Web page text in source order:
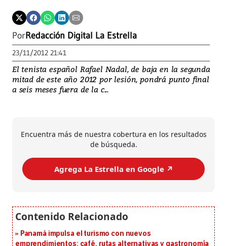
PorRedacción Digital La Estrella
23/11/2012 21:41
El tenista español Rafael Nadal, de baja en la segunda
mitad de este año 2012 por lesión, pondrá punto final
a seis meses fuera de la c...
Encuentra más de nuestra cobertura en los resultados
de búsqueda.
Agrega La Estrella en Google ↗️
Panamá impulsa el turismo con nuevos
emprendimientos: café, rutas alternativas y gastronomía